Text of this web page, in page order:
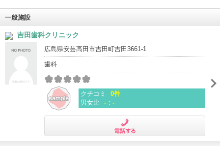
一般施設
吉田歯科クリニック
広島県安芸高田市吉田町吉田3661-1
歯科
クチコミ
0件
男女比 -：-